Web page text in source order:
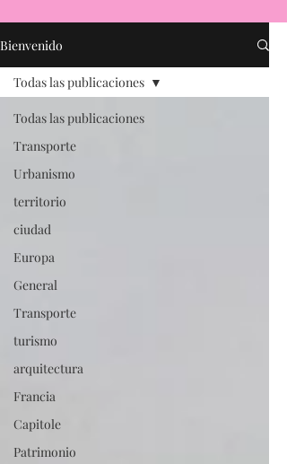
Bienvenido
Todas las publicaciones
Transporte
Urbanismo
territorio
ciudad
Europa
General
Transporte
turismo
arquitectura
Francia
Capitole
Patrimonio
Todas las publicaciones